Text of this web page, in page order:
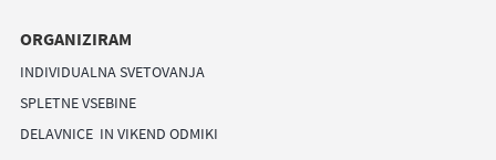
ORGANIZIRAM
INDIVIDUALNA SVETOVANJA
SPLETNE VSEBINE
DELAVNICE IN VIKEND ODMIKI